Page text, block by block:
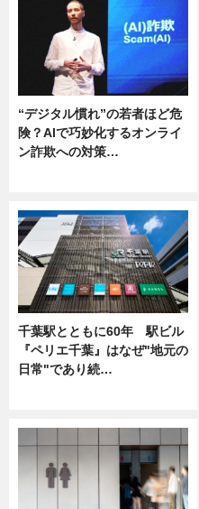
“デジタル慣れ”の若者ほど危
険？AIで巧妙化するオンライ
ン詐欺への対策…
千葉駅とともに60年 駅ビル
『ペリエ千葉』はなぜ"地元の
日常"であり続…